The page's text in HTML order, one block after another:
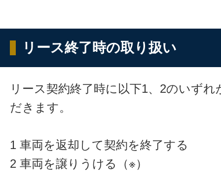
リース終了時の取り扱い
リース契約終了時に以下1、2のいず
だきます。
1 車両を返却して契約を終了する
2 車両を譲りうける（※）